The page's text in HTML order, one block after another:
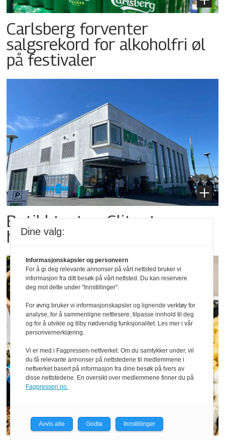
Carlsberg forventer
salgsrekord for alkoholfri øl
på festivaler
Butikktesten: Slitent, men
hyggelig
Dine valg:
Informasjonskapsler og personvern
For å gi deg relevante annonser på vårt nettsted bruker vi
informasjon fra ditt besøk på vårt nettsted. Du kan reservere
deg mot dette under "Innstillinger".
For øvrig bruker vi informasjonskapsler og lignende verktøy for
analyse, for å sammenligne nettlesere, tilpasse innhold til deg
og for å utvikle og tilby nødvendig funksjonalitet. Les mer i vår
personvernerklæring.
Vi er med i Fagpressen-nettverket. Om du samtykker under, vil
du få relevante annonser på nettstedene til medlemmene i
nettverket basert på informasjon fra dine besøk på tvers av
disse nettstedene. En oversikt over medlemmene finner du på
Fagpressen.no.
Avvis alle Godta Innstillinger